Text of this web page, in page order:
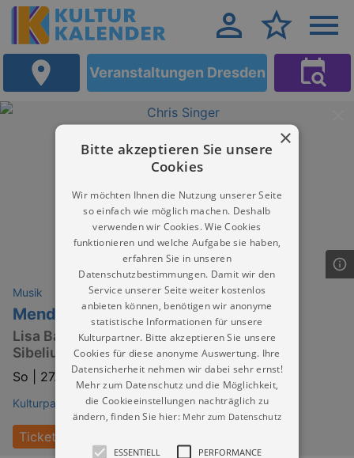
Veranstaltungen Dresden
Musik
Mendelssohn Italienische
Lisa Batiashvili mit dem Violinkonzert von
Sibelius und Mendelssohns „Italienische“
So | 27.09.2026 | 11:00
Kulturpalast Dresden
Tickets
×
Bitte akzeptieren Sie unsere
Cookies
Wir möchten Ihnen die Nutzung unserer Seite
so einfach wie möglich machen. Deshalb
verwenden wir Cookies. Wie Cookies
funktionieren und welche Aufgabe sie haben,
erfahren Sie in unseren
Datenschutzbestimmungen. Damit wir den
Service unserer Seite weiter kostenlos
anbieten können, benötigen wir anonyme
statistische Informationen für unsere
Kulturpartner. Bitte akzeptieren Sie unsere
Cookies für diese anonyme Auswertung. Ihre
Datensicherheit nehmen wir dabei sehr ernst!
Mehr zum Datenschutz und die Möglichkeit,
die Cookieeinstellungen nachträglich zu
ändern, finden Sie hier: Mehr zum Datenschutz
ESSENTIELL PERFORMANCE